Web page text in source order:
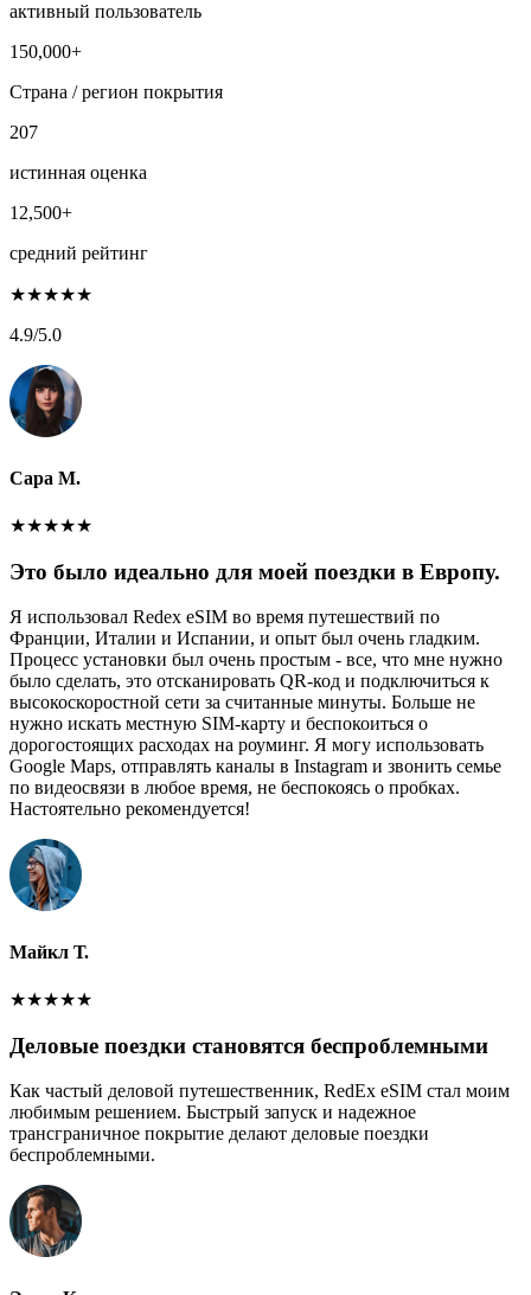
активный пользователь
150,000+
Страна / регион покрытия
207
истинная оценка
12,500+
средний рейтинг
★★★★★
4.9/5.0
Сара М.
★★★★★
Это было идеально для моей поездки в Европу.
Я использовал Redex eSIM во время путешествий по
Франции, Италии и Испании, и опыт был очень гладким.
Процесс установки был очень простым - все, что мне нужно
было сделать, это отсканировать QR-код и подключиться к
высокоскоростной сети за считанные минуты. Больше не
нужно искать местную SIM-карту и беспокоиться о
дорогостоящих расходах на роуминг. Я могу использовать
Google Maps, отправлять каналы в Instagram и звонить семье
по видеосвязи в любое время, не беспокоясь о пробках.
Настоятельно рекомендуется!
Майкл Т.
★★★★★
Деловые поездки становятся беспроблемными
Как частый деловой путешественник, RedEx eSIM стал моим
любимым решением. Быстрый запуск и надежное
трансграничное покрытие делают деловые поездки
беспроблемными.